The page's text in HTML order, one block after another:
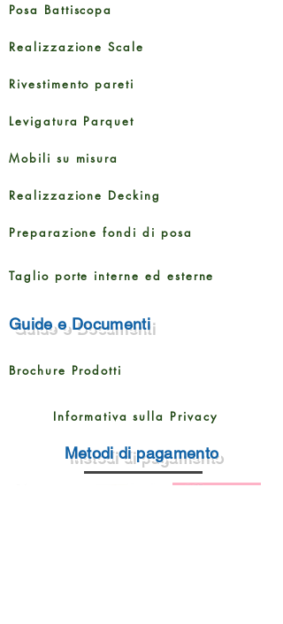
Posa Battiscopa
Realizzazione Scale
Rivestimento pareti
Levigatura Parquet
Mobili su misura
Realizzazione Decking
Preparazione fondi di posa
Taglio porte interne ed esterne
Guide e Documenti
Brochure Prodotti
Informativa sulla Privacy
Metodi di pagamento